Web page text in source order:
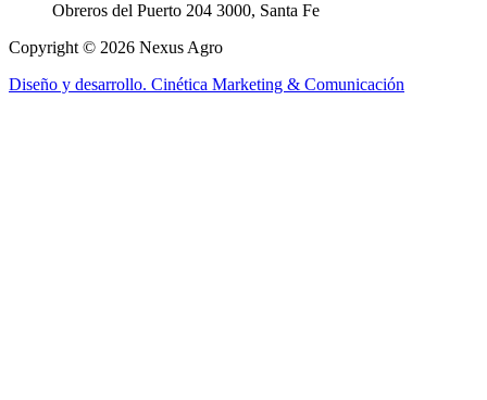
Obreros del Puerto 204 3000, Santa Fe​
Copyright © 2026 Nexus Agro
Diseño y desarrollo. Cinética Marketing & Comunicación